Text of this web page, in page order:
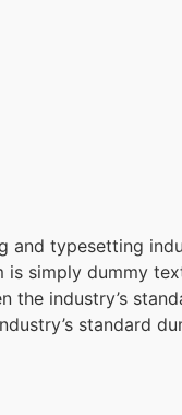
typesetting
is simply dummy
the industry’s
standard